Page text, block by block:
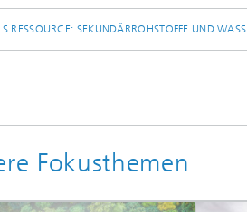
RESSOURCE: SEKUNDÄRROHSTOFFE UND
Fokusthemen